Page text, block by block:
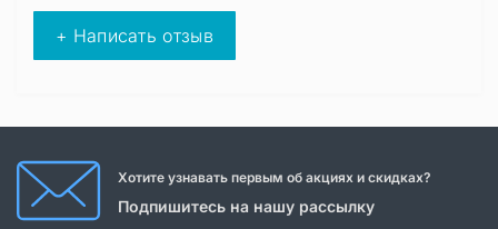
+ Написать отзыв
Хотите узнавать первым об акциях и скидках?
Подпишитесь на нашу рассылку